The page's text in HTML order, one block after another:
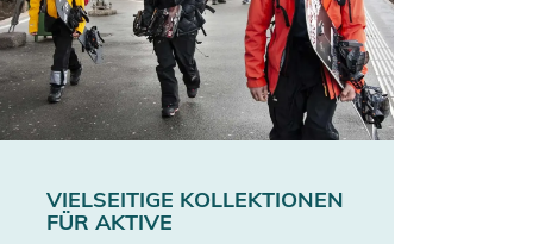
VIELSEITIGE KOLLEKTIONEN
FÜR AKTIVE